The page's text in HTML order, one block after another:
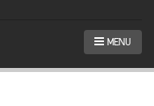
MENU